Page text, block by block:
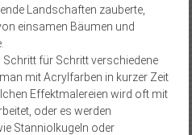
Landschaften zauberte,
einsamen Bäumen und
Schritt für Schritt verschiedene
mit Acrylfarben in kurzer Zeit
Effektmalereien wird oft mit
oder es werden
Stanniolkugeln oder